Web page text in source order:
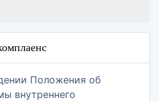
Положения об
внутреннего